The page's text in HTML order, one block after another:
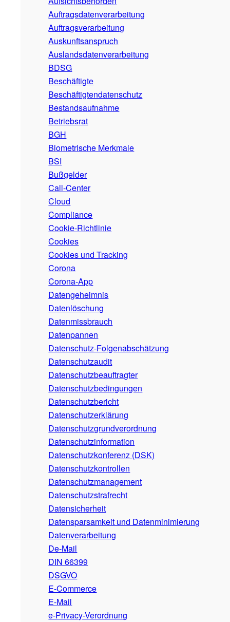
Auftragsdatenverarbeitung
Auftragsverarbeitung
Auskunftsanspruch
Auslandsdatenverarbeitung
BDSG
Beschäftigte
Beschäftigtendatenschutz
Bestandsaufnahme
Betriebsrat
BGH
Biometrische Merkmale
BSI
Bußgelder
Call-Center
Cloud
Compliance
Cookie-Richtlinie
Cookies
Cookies und Tracking
Corona
Corona-App
Datengeheimnis
Datenlöschung
Datenmissbrauch
Datenpannen
Datenschutz-Folgenabschätzung
Datenschutzaudit
Datenschutzbeauftragter
Datenschutzbedingungen
Datenschutzbericht
Datenschutzerklärung
Datenschutzgrundverordnung
Datenschutzinformation
Datenschutzkonferenz (DSK)
Datenschutzkontrollen
Datenschutzmanagement
Datenschutzstrafrecht
Datensicherheit
Datensparsamkeit und Datenminimierung
Datenverarbeitung
De-Mail
DIN 66399
DSGVO
E-Commerce
E-Mail
e-Privacy-Verordnung